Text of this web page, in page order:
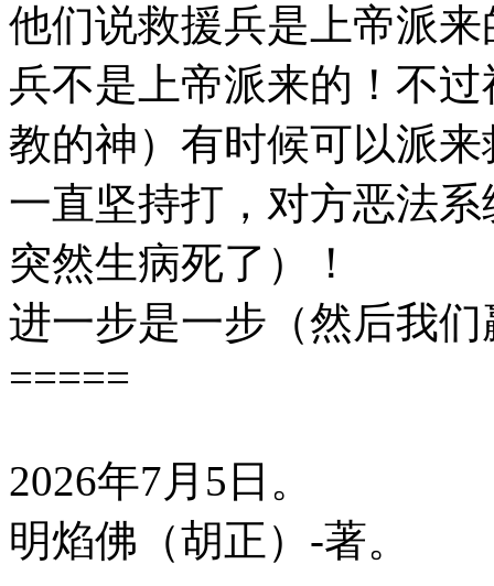
他们说救援兵是上帝派
兵不是上帝派来的！不
教的神）有时候可以派
一直坚持打，对方恶法
突然生病死了）！
进一步是一步（然后我
=====
2026年7月5日。
明焰佛（胡正）-著。